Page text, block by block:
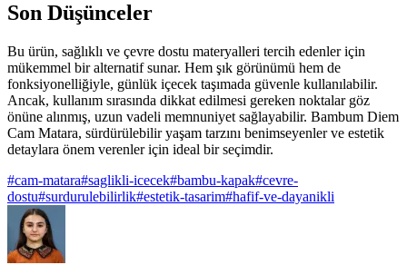
Son Düşünceler
Bu ürün, sağlıklı ve çevre dostu materyalleri tercih edenler için
mükemmel bir alternatif sunar. Hem şık görünümü hem de
fonksiyonelliğiyle, günlük içecek taşımada güvenle kullanılabilir.
Ancak, kullanım sırasında dikkat edilmesi gereken noktalar göz
önüne alınmış, uzun vadeli memnuniyet sağlayabilir. Bambum Diem
Cam Matara, sürdürülebilir yaşam tarzını benimseyenler ve estetik
detaylara önem verenler için ideal bir seçimdir.
#cam-matara#saglikli-icecek#bambu-kapak#cevre-
dostu#surdurulebilirlik#estetik-tasarim#hafif-ve-dayanikli